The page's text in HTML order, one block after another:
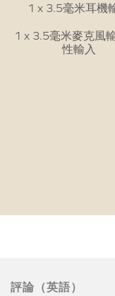
1 x 3.5毫米耳機
1 x 3.5毫米麥克風
性輸入
評論（英語）